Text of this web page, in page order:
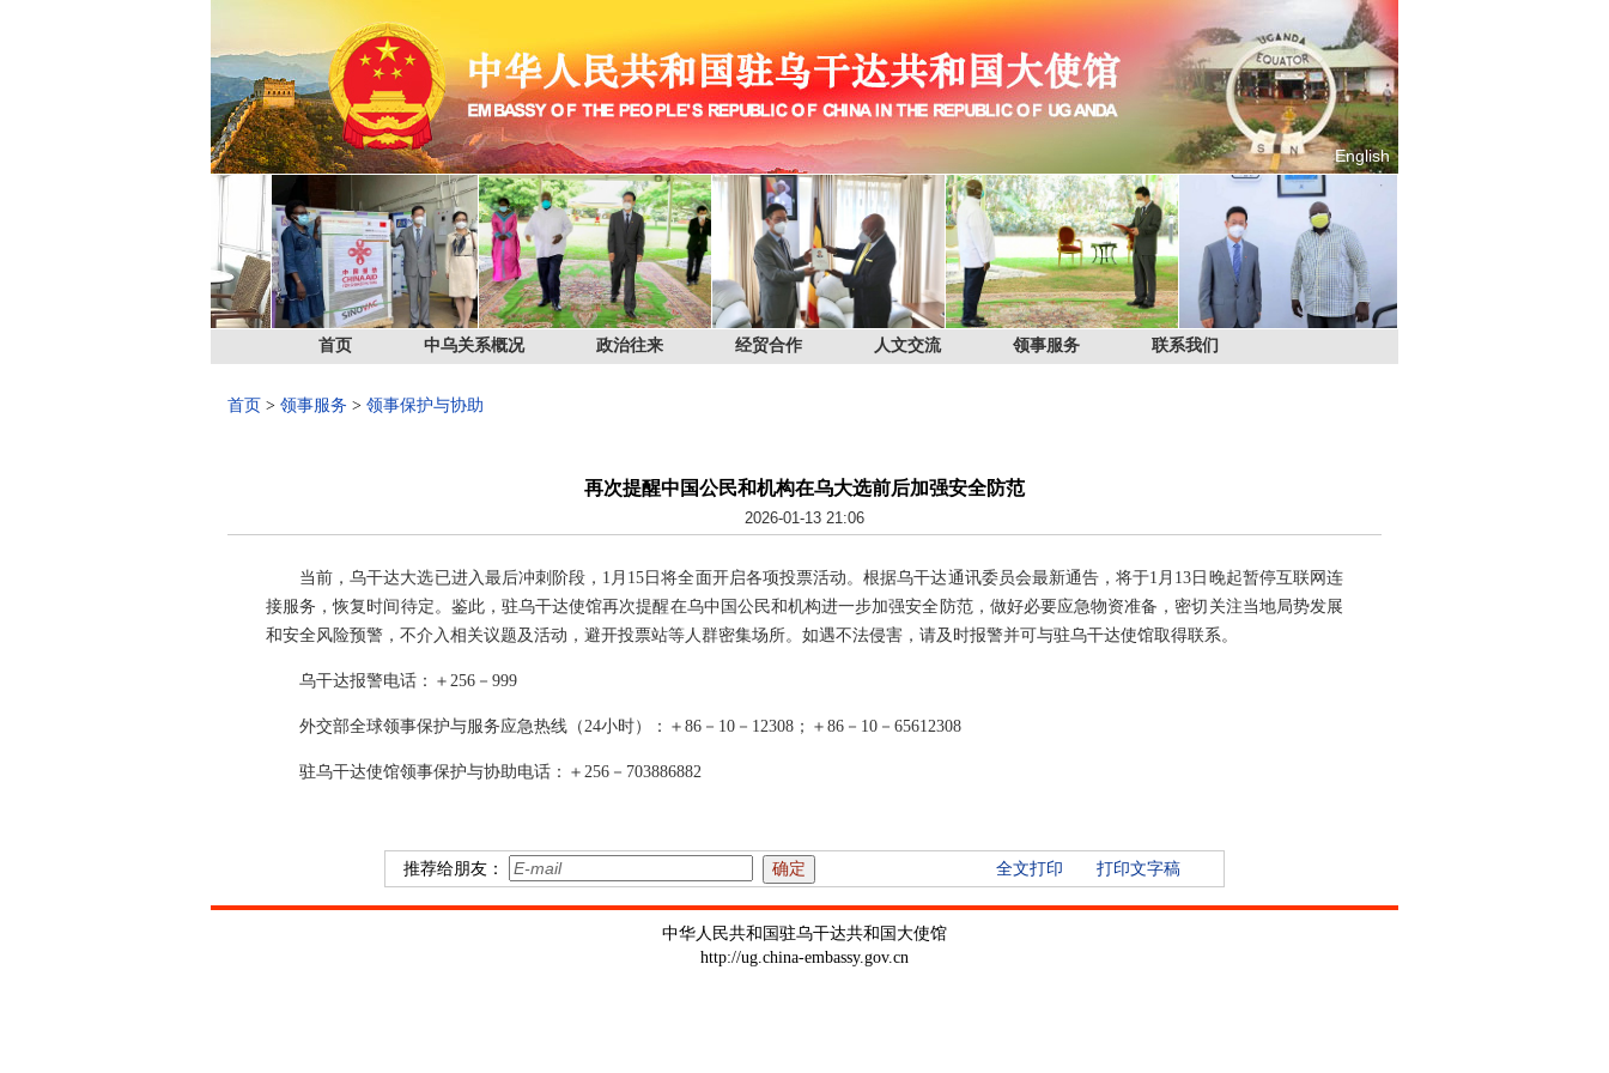
English
首页 中乌关系概况 政治往来 经贸合作 人文交流 领事服务 联系我们
首页 > 领事服务 > 领事保护与协助
再次提醒中国公民和机构在乌大选前后加强安全防范
2026-01-13 21:06
当前，乌干达大选已进入最后冲刺阶段，1月15日将全面开启各项投票活动。根据乌干达通讯委员会最新通告，将于1月13日晚起暂停互联网连
接服务，恢复时间待定。鉴此，驻乌干达使馆再次提醒在乌中国公民和机构进一步加强安全防范，做好必要应急物资准备，密切关注当地局势发展
和安全风险预警，不介入相关议题及活动，避开投票站等人群密集场所。如遇不法侵害，请及时报警并可与驻乌干达使馆取得联系。
乌干达报警电话：＋256－999
外交部全球领事保护与服务应急热线（24小时）：＋86－10－12308；＋86－10－65612308
驻乌干达使馆领事保护与协助电话：＋256－703886882
推荐给朋友： 全文打印 打印文字稿
中华人民共和国驻乌干达共和国大使馆
http://ug.china-embassy.gov.cn